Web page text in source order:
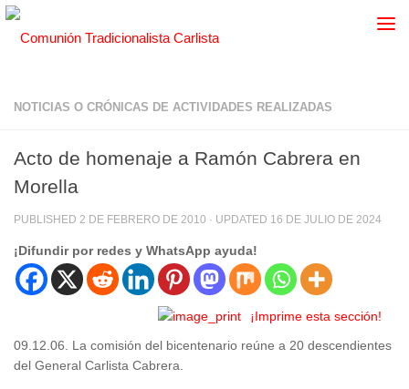
NOTICIAS O CRÓNICAS DE ACTIVIDADES REALIZADAS
Acto de homenaje a Ramón Cabrera en
Morella
PUBLISHED 2 DE FEBRERO DE 2010 · UPDATED 16 DE JULIO DE 2024
¡Difundir por redes y WhatsApp ayuda!
¡Imprime esta sección!
09.12.06. La comisión del bicentenario reúne a 20 descendientes
del General Carlista Cabrera.